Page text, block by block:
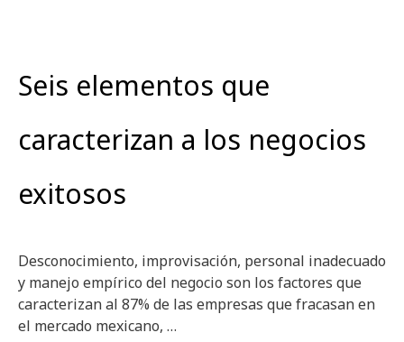
Seis elementos que
caracterizan a los negocios
exitosos
Desconocimiento, improvisación, personal inadecuado
y manejo empírico del negocio son los factores que
caracterizan al 87% de las empresas que fracasan en
el mercado mexicano, …